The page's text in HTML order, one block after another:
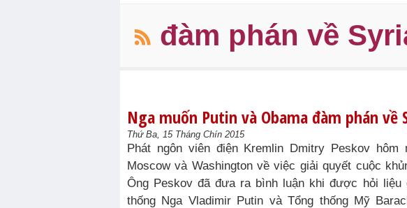
đàm phán về
Nga muốn Putin và Obama đàm phán về
Thứ Ba, 15 Tháng Chín 2015
Phát ngôn viên điện Kremlin Dmitry Peskov
Moscow và Washington về việc giải quyết cuộc
Ông Peskov đã đưa ra bình luận khi được hỏi
thống Nga Vladimir Putin và Tổng thống Mỹ